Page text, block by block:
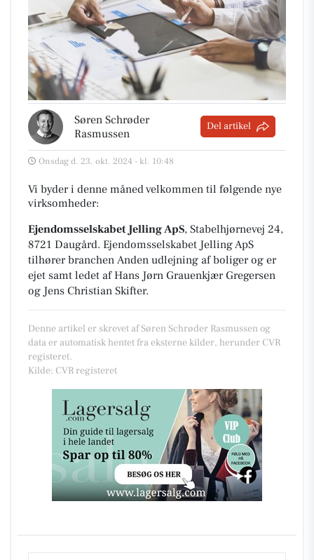
Søren Schrøder
Rasmussen
Del artikel
Onsdag d. 23. okt. 2024 - kl. 10:48
Vi byder i denne måned velkommen til følgende nye
virksomheder:
Ejendomsselskabet Jelling ApS, Stabelhjørnevej 24,
8721 Daugård. Ejendomsselskabet Jelling ApS
tilhører branchen Anden udlejning af boligerog er
ejet samt ledet af Hans Jørn Grauenkjær Gregersen
og Jens Christian Skifter.
Denne artikel er skrevet af Søren Schrøder Rasmussen og
data er automatisk hentet fra eksterne kilder, herunder CVR
registeret.
Kilde: CVR registeret